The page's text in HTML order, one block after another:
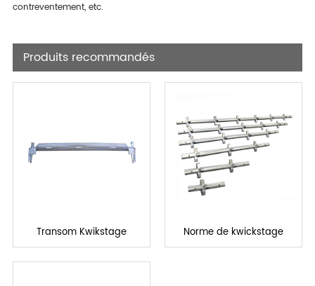
contreventement, etc.
Produits recommandés
Transom Kwikstage Norme de kwickstage